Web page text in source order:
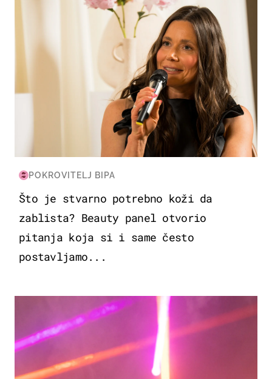
POKROVITELJ BIPA
Što je stvarno potrebno koži da
zablista? Beauty panel otvorio
pitanja koja si i same često
postavljamo...
KULTURA & ZABAVA